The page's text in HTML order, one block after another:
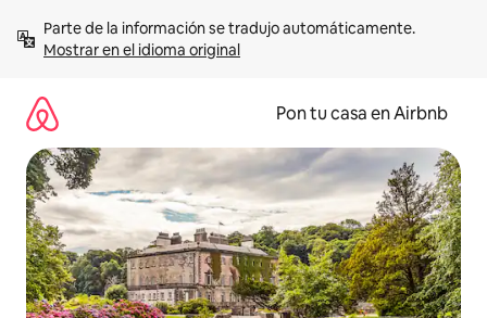
contenidoMostrar en el idioma original
Pon tu casa en Airbnb